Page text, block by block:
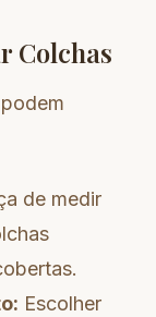
Colchas
de medir
Escolher